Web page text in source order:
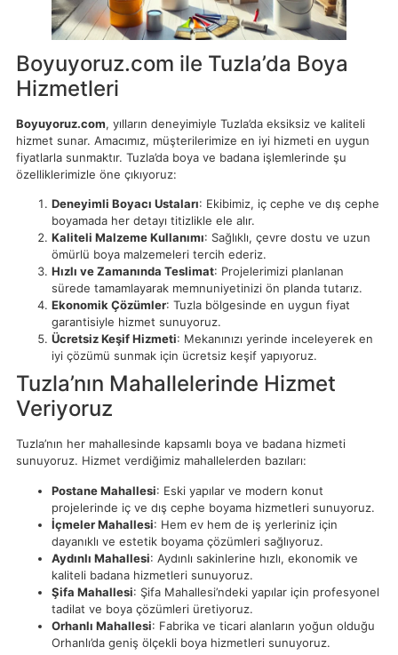
Boyuyoruz.com ile Tuzla’da Boya
Hizmetleri
Boyuyoruz.com, yılların deneyimiyle Tuzla’da eksiksiz ve kaliteli
hizmet sunar. Amacımız, müşterilerimize en iyi hizmeti en uygun
fiyatlarla sunmaktır. Tuzla’da boya ve badana işlemlerinde şu
özelliklerimizle öne çıkıyoruz:
Deneyimli Boyacı Ustaları: Ekibimiz, iç cephe ve dış cephe
boyamada her detayı titizlikle ele alır.
Kaliteli Malzeme Kullanımı: Sağlıklı, çevre dostu ve uzun
ömürlü boya malzemeleri tercih ederiz.
Hızlı ve Zamanında Teslimat: Projelerimizi planlanan
sürede tamamlayarak memnuniyetinizi ön planda tutarız.
Ekonomik Çözümler: Tuzla bölgesinde en uygun fiyat
garantisiyle hizmet sunuyoruz.
Ücretsiz Keşif Hizmeti: Mekanınızı yerinde inceleyerek en
iyi çözümü sunmak için ücretsiz keşif yapıyoruz.
Tuzla’nın Mahallelerinde Hizmet
Veriyoruz
Tuzla’nın her mahallesinde kapsamlı boya ve badana hizmeti
sunuyoruz. Hizmet verdiğimiz mahallelerden bazıları:
Postane Mahallesi: Eski yapılar ve modern konut
projelerinde iç ve dış cephe boyama hizmetleri sunuyoruz.
İçmeler Mahallesi: Hem ev hem de iş yerleriniz için
dayanıklı ve estetik boyama çözümleri sağlıyoruz.
Aydınlı Mahallesi: Aydınlı sakinlerine hızlı, ekonomik ve
kaliteli badana hizmetleri sunuyoruz.
Şifa Mahallesi: Şifa Mahallesi’ndeki yapılar için profesyonel
tadilat ve boya çözümleri üretiyoruz.
Orhanlı Mahallesi: Fabrika ve ticari alanların yoğun olduğu
Orhanlı’da geniş ölçekli boya hizmetleri sunuyoruz.